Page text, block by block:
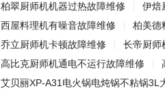
柏翠厨师机机器过热故障维修 伊焙
西屋料理机有噪音故障维修
柏美德
乔立厨师机卡顿故障维修
长帝厨师
高比克厨师机通电不运行故障维修
艾贝丽XP-A31电火锅电炖锅不粘锅3L